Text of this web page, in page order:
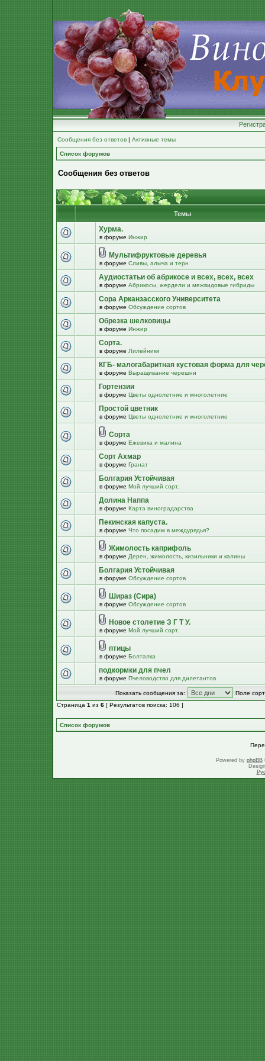
Сообщения без ответов | Активные темы
Список форумов
Сообщения без ответов
Темы
Хурма.
в форуме Инжир
Мультифруктовые деревья
в форуме Сливы, алыча и терн
Аудиостатьи об абрикосе и всех, всех, всех
в форуме Абрикосы, жердели и межвидовые гибриды
Сора Арканзасского Университета
в форуме Обсуждение сортов
Обрезка шелковицы
в форуме Инжир
Сорта.
в форуме Лилейники
КГБ- малогабаритная кустовая форма для
в форуме Выращивание черешни
Гортензии
в форуме Цветы однолетние и многолетние
Простой цветник
в форуме Цветы однолетние и многолетние
Сорта
в форуме Ежевика и малина
Сорт Ахмар
в форуме Гранат
Болгария Устойчивая
в форуме Мой лучший сорт.
Долина Наппа
в форуме Карта виноградарства
Пекинская капуста.
в форуме Что посадим в междурядья?
Жимолость каприфоль
в форуме Дерен, жимолость, кизильники и калины
Болгария Устойчивая
в форуме Обсуждение сортов
Шираз (Сира)
в форуме Обсуждение сортов
Новое столетие З Г Т У.
в форуме Мой лучший сорт.
птицы
в форуме Болталка
подкормки для пчел
в форуме Пчеловодство для дилетантов
Показать сообщения за:
Поле
Страница 1 из 6 [ Результатов поиска: 106 ]
Список форумов
Powered by phpBB